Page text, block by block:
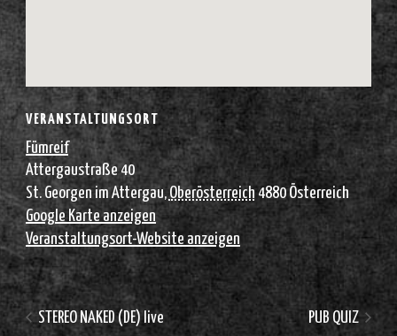
VERANSTALTUNGSORT
Fümreif
Attergaustraße 40
St. Georgen im Attergau,Oberösterreich 4880 Österreich
Google Karte anzeigen
Veranstaltungsort-Website anzeigen
STEREO NAKED (DE) live PUB QUIZ